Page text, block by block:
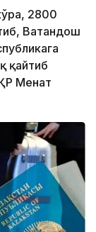
2800
Ватандош
қайтиб
Меҳнат